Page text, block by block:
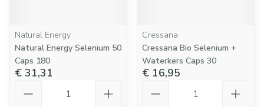
Natural Energy
Natural Energy Selenium 50
Caps 180
€ 31,31
Cressana
Cressana Bio Selenium +
Waterkers Caps 30
€ 16,95